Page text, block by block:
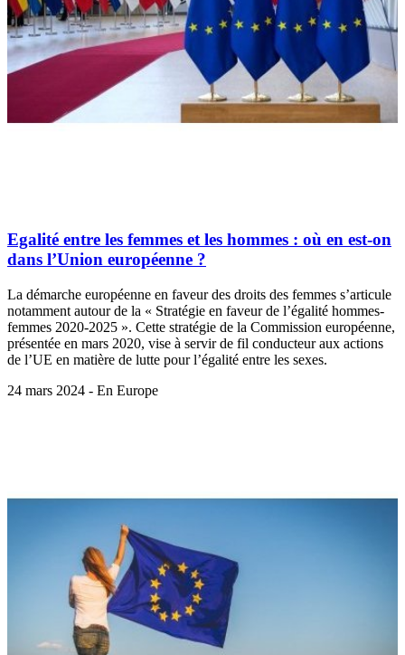
Egalité entre les femmes et les hommes : où en est-on
dans l’Union européenne ?
La démarche européenne en faveur des droits des femmes s’articule
notamment autour de la « Stratégie en faveur de l’égalité hommes-
femmes 2020-2025 ». Cette stratégie de la Commission européenne,
présentée en mars 2020, vise à servir de fil conducteur aux actions
de l’UE en matière de lutte pour l’égalité entre les sexes.
24 mars 2024 - En Europe